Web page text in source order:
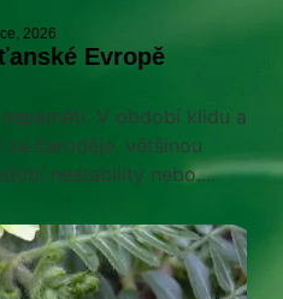
2026
Evropě
V období klidu a
čaroděje, většinou
nestability nebo....